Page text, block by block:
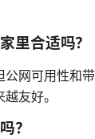
里合适吗？
公网可用性和
友好。
？